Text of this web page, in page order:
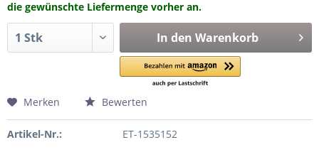
die gewünschte Liefermenge vorher an.
In den Warenkorb
Merken Bewerten
Artikel-Nr.: ET-1535152